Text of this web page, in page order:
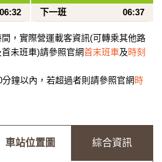
06:32
下一班
06:37
，實際營運載客資訊(可轉乘其他路
未班車)請參照官網首末班車及時刻
鐘以內，若超過者則請參照官網 時
車站位置圖 綜合資訊